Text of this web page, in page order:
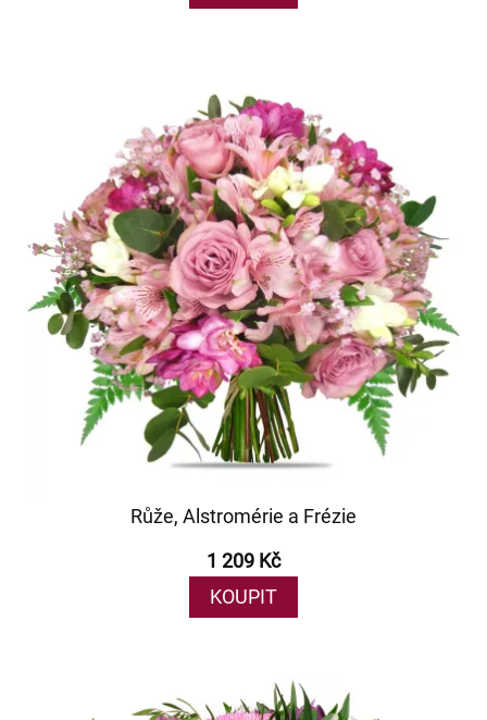
Růže, Alstromérie a Frézie
1 209 Kč
KOUPIT